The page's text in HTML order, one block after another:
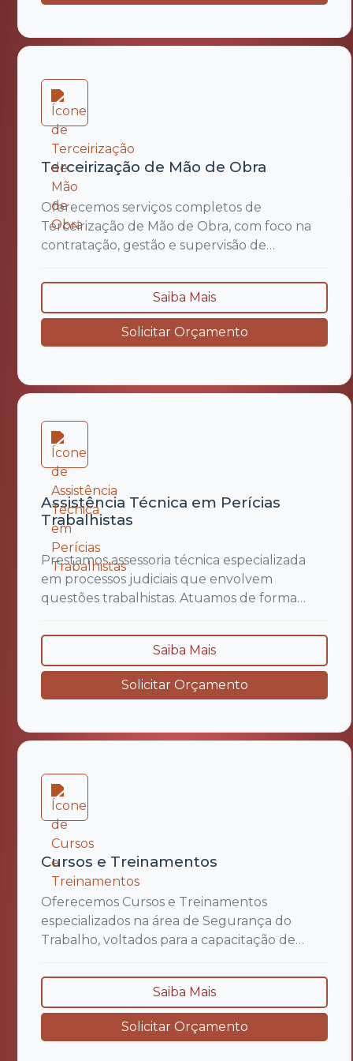
(NRs) e desenvolvimento de...
Terceirização de Mão de Obra
Oferecemos serviços completos de
Terceirização de Mão de Obra, com foco na
contratação, gestão e supervisão de
demandas específicas de cada cliente,
garantindo qualidade, segurança e
conformidade legal. Nossa atuação inclui o
recrutamento e seleção criteriosos,
Saiba Mais
Solicitar Orçamento
Assistência Técnica em Perícias
Trabalhistas
Prestamos assessoria técnica especializada
em processos judiciais que envolvem
questões trabalhistas. Atuamos de forma
laudos periciais, elaboração de quesitos
técnicos, acompanhamento em perícias e
produção de pareceres técnicos
fundamentados. Nosso trabalho tem como
bem embasados, que auxiliem advogados e...
Saiba Mais
Solicitar Orçamento
Cursos e Treinamentos
Oferecemos Cursos e Treinamentos
especializados na área de Segurança do
Trabalho, voltados para a capacitação de
técnicos. Nosso objetivo é promover a
conscientização, o desenvolvimento de
competências e a criação de ambientes de
trabalho mais seguros e alinhados às normas
Saiba Mais
Solicitar Orçamento